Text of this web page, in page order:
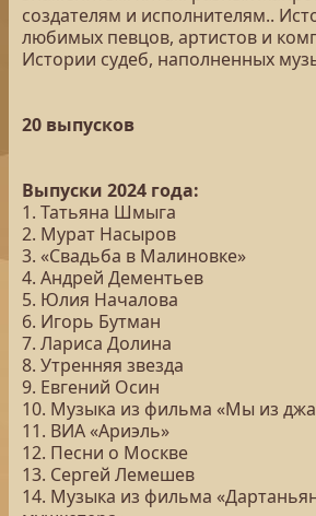
создателям и исполнителям..
любимых певцов, артистов и
Истории судеб, наполненных
20 выпусков
Выпуски 2024 года:
1. Татьяна Шмыга
2. Мурат Насыров
3. «Свадьба в Малиновке»
4. Андрей Дементьев
5. Юлия Началова
6. Игорь Бутман
7. Лариса Долина
8. Утренняя звезда
9. Евгений Осин
10. Музыка из фильма «Мы из
11. ВИА «Ариэль»
12. Песни о Москве
13. Сергей Лемешев
14. Музыка из фильма